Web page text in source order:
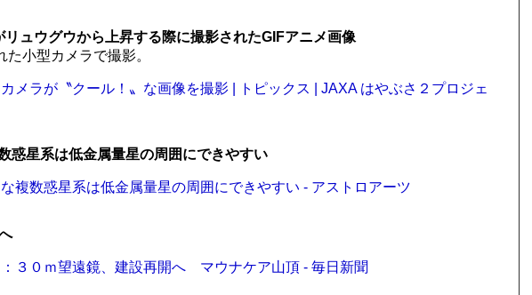
リュウグウから上昇する際に撮影されたGIFアニメ画像
小型カメラで撮影。
メラが〝クール！〟な画像を撮影 | トピックス | JAXA はやぶさ２プロジェ
惑星系は低金属量星の周囲にできやすい
複数惑星系は低金属量星の周囲にできやすい - アストロアーツ
３０ｍ望遠鏡、建設再開へ マウナケア山頂 - 毎日新聞